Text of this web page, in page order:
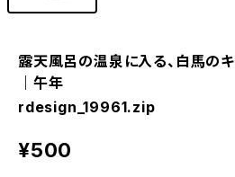
露天風呂の温泉に入る、白馬の
｜午年
rdesign_19961.zip
¥500